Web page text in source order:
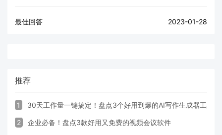
最佳回答 2023-01-28
推荐
1 30天工作量一键搞定！盘点3个好用到爆的AI写作生成器工具
2 企业必备！盘点3款好用又免费的视频会议软件